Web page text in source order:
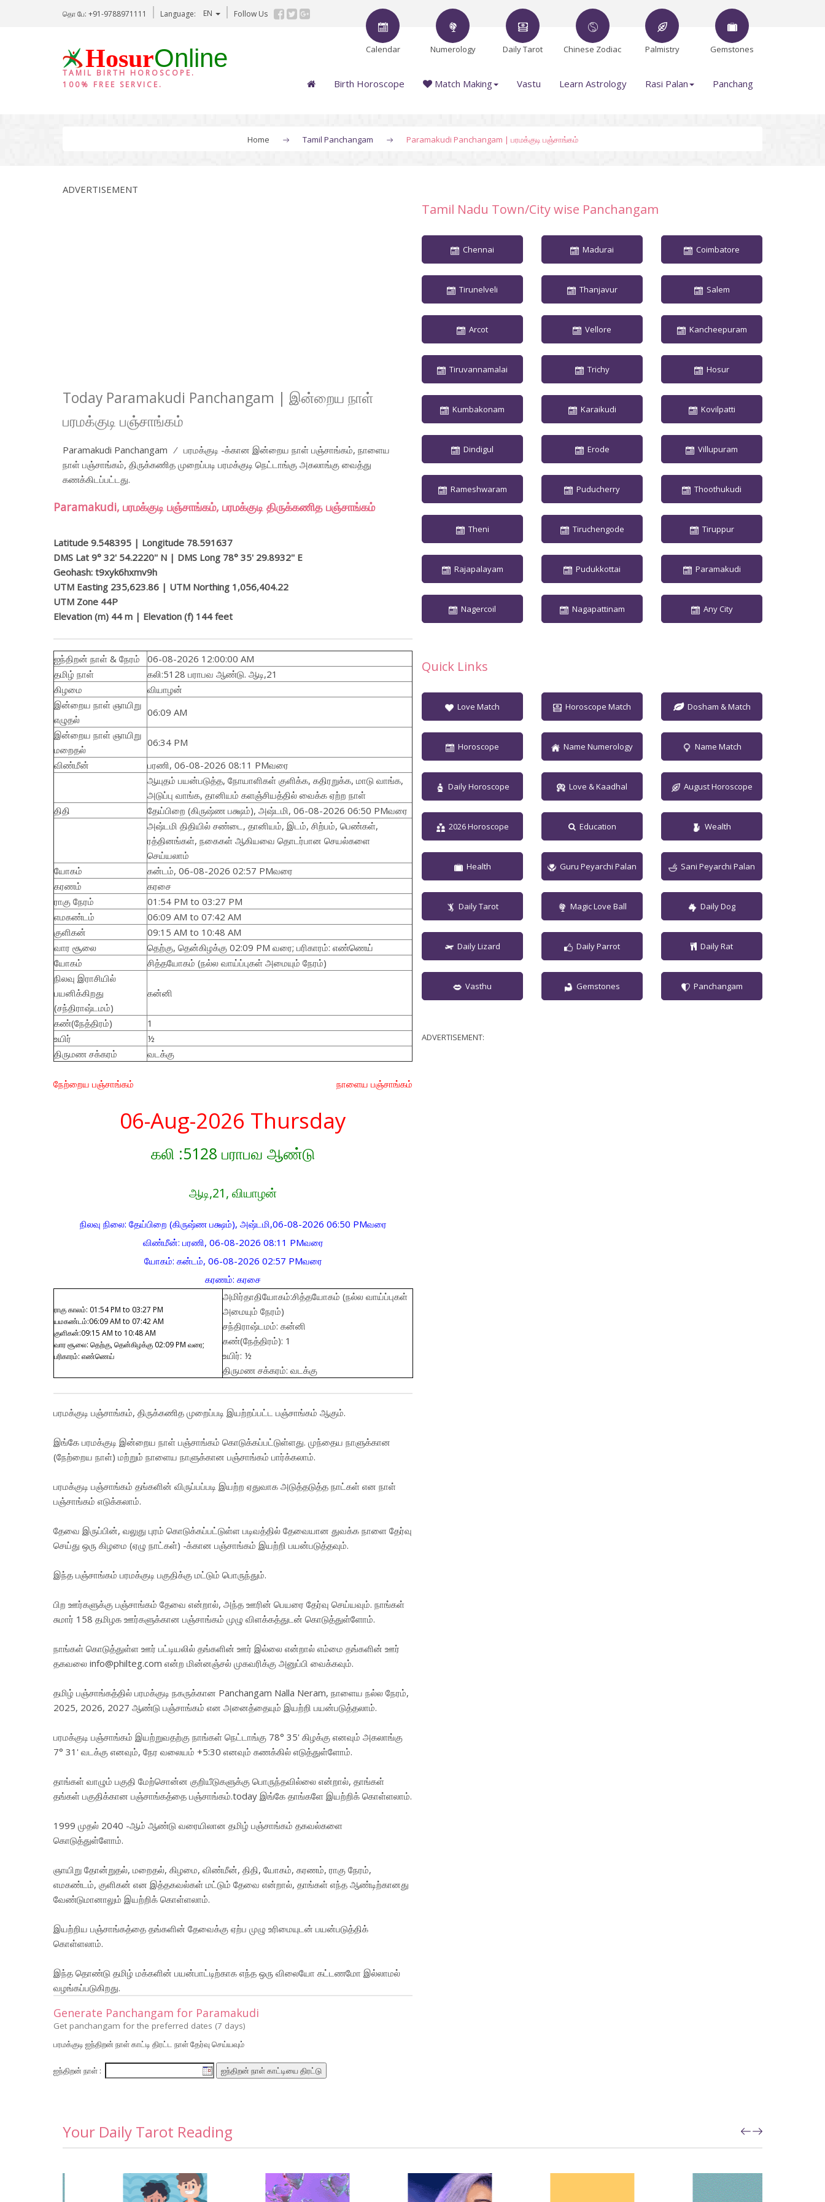
தொ பே: +91-9788971111 Language: EN Follow Us
Calendar Numerology Daily Tarot Chinese Zodiac Palmistry Gemstones
HosurOnline
TAMIL BIRTH HOROSCOPE.
100% FREE SERVICE.
Birth Horoscope Match Making Vastu Learn Astrology Rasi Palan Panchang
Home Tamil Panchangam Paramakudi Panchangam | பரமக்குடி பஞ்சாங்கம்
ADVERTISEMENT
Today Paramakudi Panchangam | இன்றைய நாள்
பரமக்குடி பஞ்சாங்கம்
Paramakudi Panchangam ⁄ பரமக்குடி -க்கான இன்றைய நாள் பஞ்சாங்கம், நாளைய
நாள் பஞ்சாங்கம், திருக்கணித முறைப்படி பரமக்குடி நெட்டாங்கு அகலாங்கு வைத்து
கணக்கிடப்பட்டது.
Paramakudi, பரமக்குடி பஞ்சாங்கம், பரமக்குடி திருக்கணித பஞ்சாங்கம்
Latitude 9.548395 | Longitude 78.591637
DMS Lat 9° 32' 54.2220'' N | DMS Long 78° 35' 29.8932'' E
Geohash: t9xyk6hxmv9h
UTM Easting 235,623.86 | UTM Northing 1,056,404.22
UTM Zone 44P
Elevation (m) 44 m | Elevation (f) 144 feet
ஐந்திறன் நாள் & நேரம்
06-08-2026 12:00:00 AM
தமிழ் நாள்
கலி:5128 பராபவ ஆண்டு. ஆடி,21
கிழமை
வியாழன்
இன்றைய நாள் ஞாயிறு
எழுதல்
06:09 AM
இன்றைய நாள் ஞாயிறு
மறைதல்
06:34 PM
விண்மீன்
பரணி, 06-08-2026 08:11 PMவரை
ஆயுதம் பயன்படுத்த, நோயாளிகள் குளிக்க, கதிரறுக்க, மாடு வாங்க,
அடுப்பு வாங்க, தானியம் களஞ்சியத்தில் வைக்க ஏற்ற நாள்
திதி
தேய்பிறை (கிருஷ்ண பக்ஷம்), அஷ்டமி, 06-08-2026 06:50 PMவரை
அஷ்டமி திதியில் சண்டை, தானியம், இடம், சிற்பம், பெண்கள்,
ரத்தினங்கள், நகைகள் ஆகியவை தொடர்பான செயல்களை
செய்யலாம்
யோகம்
கன்டம், 06-08-2026 02:57 PMவரை
கரணம்
கரசை
ராகு நேரம்
01:54 PM to 03:27 PM
எமகண்டம்
06:09 AM to 07:42 AM
குளிகன்
09:15 AM to 10:48 AM
வார சூலை
தெற்கு, தென்கிழக்கு 02:09 PM வரை; பரிகாரம்: எண்ணெய்
யோகம்
சித்தயோகம் (நல்ல வாய்ப்புகள் அமையும் நேரம்)
நிலவு இராசியில்
பயனிக்கிறது
(சந்திராஷ்டமம்)
கன்னி
கண்(நேத்திரம்)
1
உயிர்
½
திருமண சக்கரம்
வடக்கு
நேற்றைய பஞ்சாங்கம் நாளைய பஞ்சாங்கம்
06-Aug-2026 Thursday
கலி :5128 பராபவ ஆண்டு
ஆடி,21, வியாழன்
நிலவு நிலை: தேய்பிறை (கிருஷ்ண பக்ஷம்), அஷ்டமி,06-08-2026 06:50 PMவரை
விண்மீன்: பரணி, 06-08-2026 08:11 PMவரை
யோகம்: கன்டம், 06-08-2026 02:57 PMவரை
கரணம்: கரசை
ராகு காலம்: 01:54 PM to 03:27 PM
யமகண்டம்:06:09 AM to 07:42 AM
குளிகன்:09:15 AM to 10:48 AM
வார சூலை: தெற்கு, தென்கிழக்கு 02:09 PM வரை;
பரிகாரம்: எண்ணெய்
அமிர்தாதியோகம்:சித்தயோகம் (நல்ல வாய்ப்புகள்
அமையும் நேரம்)
சந்திராஷ்டமம்: கன்னி
கண்(நேத்திரம்): 1
உயிர்: ½
திருமண சக்கரம்: வடக்கு
பரமக்குடி பஞ்சாங்கம், திருக்கணித முறைப்படி இயற்றப்பட்ட பஞ்சாங்கம் ஆகும்.
இங்கே பரமக்குடி இன்றைய நாள் பஞ்சாங்கம் கொடுக்கப்பட்டுள்ளது. முந்தைய நாளுக்கான
(நேற்றைய நாள்) மற்றும் நாளைய நாளுக்கான பஞ்சாங்கம் பார்க்கலாம்.
பரமக்குடி பஞ்சாங்கம் தங்களின் விருப்பப்படி இயற்ற ஏதுவாக அடுத்தடுத்த நாட்கள் என நாள்
பஞ்சாங்கம் எடுக்கலாம்.
தேவை இருப்பின், வலுது புரம் கொடுக்கப்பட்டுள்ள படிவத்தில் தேவையான துவக்க நாளை தேர்வு
செய்து ஒரு கிழமை (ஏழு நாட்கள்) -க்கான பஞ்சாங்கம் இயற்றி பயன்படுத்தவும்.
இந்த பஞ்சாங்கம் பரமக்குடி பகுதிக்கு மட்டும் பொருந்தும்.
பிற ஊர்களுக்கு பஞ்சாங்கம் தேவை என்றால், அந்த ஊரின் பெயரை தேர்வு செய்யவும். நாங்கள்
சுமார் 158 தமிழக ஊர்களுக்கான பஞ்சாங்கம் முழு விளக்கத்துடன் கொடுத்துள்ளோம்.
நாங்கள் கொடுத்துள்ள ஊர் பட்டியலில் தங்களின் ஊர் இல்லை என்றால் எம்மை தங்களின் ஊர்
தகவலை info@philteg.com என்ற மின்னஞ்சல் முகவரிக்கு அனுப்பி வைக்கவும்.
தமிழ் பஞ்சாங்கத்தில் பரமக்குடி நகருக்கான Panchangam Nalla Neram, நாளைய நல்ல நேரம்,
2025, 2026, 2027 ஆண்டு பஞ்சாங்கம் என அனைத்தையும் இயற்றி பயன்படுத்தலாம்.
பரமக்குடி பஞ்சாங்கம் இயற்றுவதற்கு நாங்கள் நெட்டாங்கு 78° 35' கிழக்கு எனவும் அகலாங்கு
7° 31' வடக்கு எனவும், நேர வலையம் +5:30 எனவும் கணக்கில் எடுத்துள்ளோம்.
தாங்கள் வாழும் பகுதி மேற்சொன்ன குறியீடுகளுக்கு பொருந்தவில்லை என்றால், தாங்கள்
தங்கள் பகுதிக்கான பஞ்சாங்கத்தை பஞ்சாங்கம்.today இங்கே தாங்களே இயற்றிக் கொள்ளலாம்.
1999 முதல் 2040 -ஆம் ஆண்டு வரையிலான தமிழ் பஞ்சாங்கம் தகவல்களை
கொடுத்துள்ளோம்.
ஞாயிறு தோன்றுதல், மறைதல், கிழமை, விண்மீன், திதி, யோகம், கரணம், ராகு நேரம்,
எமகண்டம், குளிகன் என இத்தகவல்கள் மட்டும் தேவை என்றால், தாங்கள் எந்த ஆண்டிற்கானது
வேண்டுமானாலும் இயற்றிக் கொள்ளலாம்.
இயற்றிய பஞ்சாங்கத்தை தங்களின் தேவைக்கு ஏற்ப முழு உரிமையுடன் பயன்படுத்திக்
கொள்ளலாம்.
இந்த தொண்டு தமிழ் மக்களின் பயன்பாட்டிற்காக எந்த ஒரு விலையோ கட்டணமோ இல்லாமல்
வழங்கப்படுகிறது.
Generate Panchangam for Paramakudi
Get panchangam for the preferred dates (7 days)
பரமக்குடி ஐந்திறன் நாள் காட்டி திரட்ட நாள் தேர்வு செய்யவும்
ஐந்திறன் நாள் :
Tamil Nadu Town/City wise Panchangam
Chennai Madurai Coimbatore
Tirunelveli Thanjavur Salem
Arcot Vellore Kancheepuram
Tiruvannamalai Trichy Hosur
Kumbakonam Karaikudi Kovilpatti
Dindigul Erode Villupuram
Rameshwaram Puducherry Thoothukudi
Theni Tiruchengode Tiruppur
Rajapalayam Pudukkottai Paramakudi
Nagercoil Nagapattinam Any City
Quick Links
Love Match Horoscope Match Dosham & Match
Horoscope Name Numerology Name Match
Daily Horoscope Love & Kaadhal August Horoscope
2026 Horoscope Education Wealth
Health Guru Peyarchi Palan Sani Peyarchi Palan
Daily Tarot Magic Love Ball Daily Dog
Daily Lizard Daily Parrot Daily Rat
Vasthu Gemstones Panchangam
ADVERTISEMENT:
Your Daily Tarot Reading